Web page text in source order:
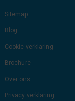
Sitemap
Blog
Cookie verklaring
Brochure
Over ons
Privacy verklaring